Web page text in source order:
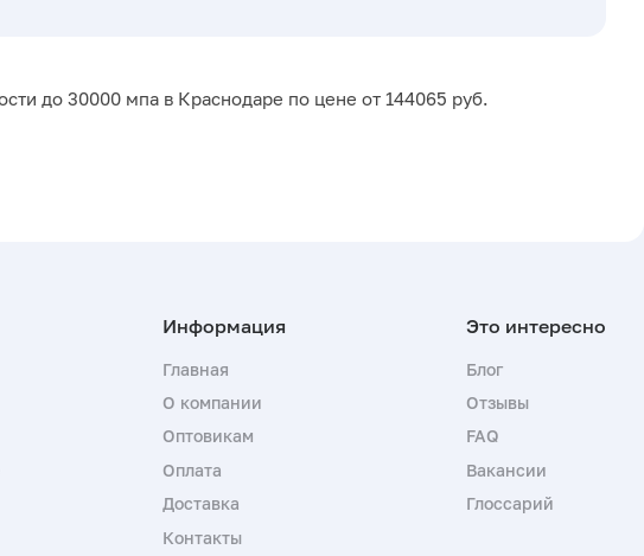
до 30000 мпа в Краснодаре по цене от 144065 руб.
Главная
О компании
Оптовикам
Оплата
Доставка
Контакты
Блог
Отзывы
FAQ
Вакансии
Глоссарий